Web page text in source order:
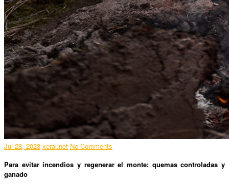
Jul 28, 2023 xeral.net No Comments
Para evitar incendios y regenerar el monte: quemas controladas y
ganado